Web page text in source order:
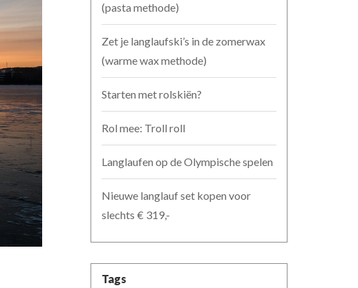
(pasta methode)
Zet je langlaufski’s in de zomerwax
(warme wax methode)
Starten met rolskiën?
Rol mee: Troll roll
Langlaufen op de Olympische spelen
Nieuwe langlauf set kopen voor
slechts € 319,-
Tags